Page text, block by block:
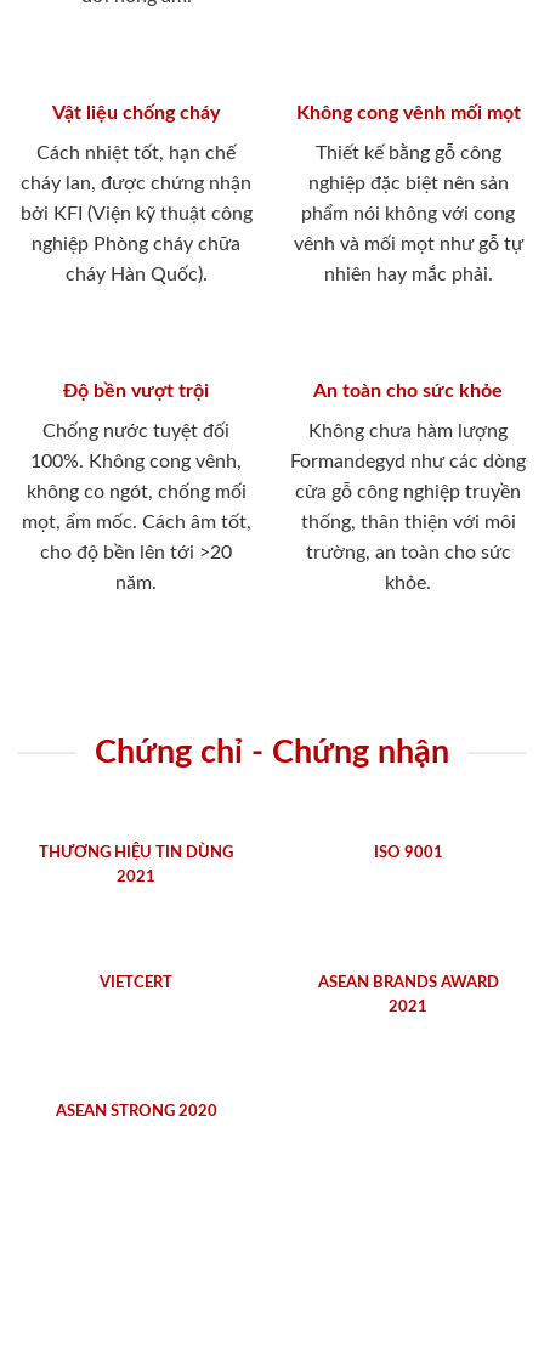
Vật liệu chống cháy
Cách nhiệt tốt, hạn chế
cháy lan, được chứng nhận
bởi KFI (Viện kỹ thuật công
nghiệp Phòng cháy chữa
cháy Hàn Quốc).
Không cong vênh mối mọt
Thiết kế bằng gỗ công
nghiệp đặc biệt nên sản
phẩm nói không với cong
vênh và mối mọt như gỗ tự
nhiên hay mắc phải.
Độ bền vượt trội
Chống nước tuyệt đối
100%. Không cong vênh,
không co ngót, chống mối
mọt, ẩm mốc. Cách âm tốt,
cho độ bền lên tới >20
năm.
An toàn cho sức khỏe
Không chưa hàm lượng
Formandegyd như các dòng
cửa gỗ công nghiệp truyền
thống, thân thiện với môi
trường, an toàn cho sức
khỏe.
Chứng chỉ - Chứng nhận
THƯƠNG HIỆU TIN DÙNG
2021
ISO 9001
VIETCERT
ASEAN BRANDS AWARD
2021
ASEAN STRONG 2020